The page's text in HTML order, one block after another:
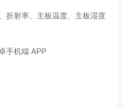
折射率、主板温度、主板湿度
手机端 APP